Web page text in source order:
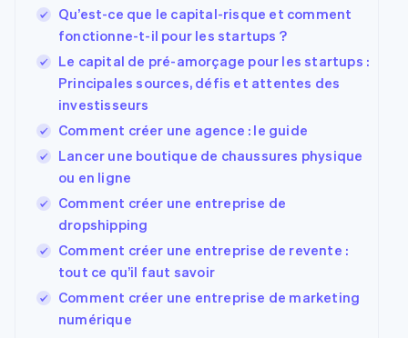
Stripe Sessions 2026
Découvrez comment Stripe construit l’infrastructure
Regarder la vidéo
Qu’est-ce que le capital-risque et comment
fonctionne-t-il pour les startups ?
Le capital de pré-amorçage pour les startups :
Principales sources, défis et attentes des
investisseurs
Comment créer une agence : le guide
Lancer une boutique de chaussures physique
ou en ligne
Comment créer une entreprise de
dropshipping
Comment créer une entreprise de revente :
tout ce qu’il faut savoir
Comment créer une entreprise de marketing
numérique